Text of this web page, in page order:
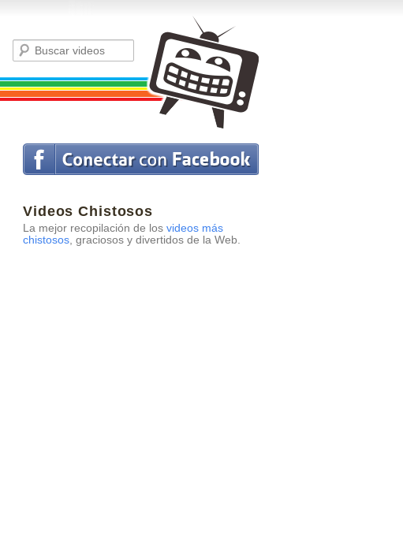
Videos Chistosos
La mejor recopilación de los videos más
chistosos, graciosos y divertidos de la Web.